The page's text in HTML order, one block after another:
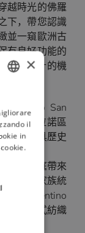
越時光的佛羅
下，帶您認識
並一窺歐洲古
有良好功能的
文西設計的機
於Borgo San
是奧特拉諾區
以來最具歷史
貴族家庭帶來
梅迪契家族統
Fiorentino
及有各式紡織
×
il
in